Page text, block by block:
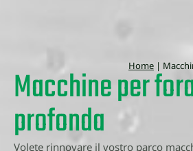
Home |
Macchine per
profonda
Volete rinnovare il vostro parco